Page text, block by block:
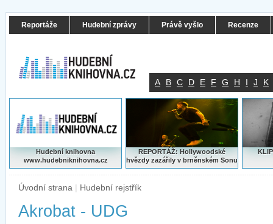
Reportáže Hudební zprávy Právě vyšlo Recenze
A B C D E F G H I J K
Hudební knihovna
www.hudebniknihovna.cz
REPORTÁŽ: Hollywoodské
hvězdy zazářily v brněnském Sonu
Úvodní strana | Hudební rejstřík
Akrobat - UDG